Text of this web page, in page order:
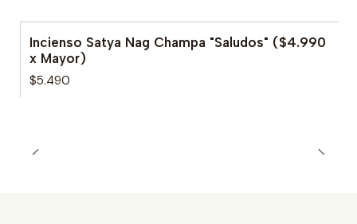
Incienso Satya Nag Champa "Saludos" ($4.990
x Mayor)
$5.490